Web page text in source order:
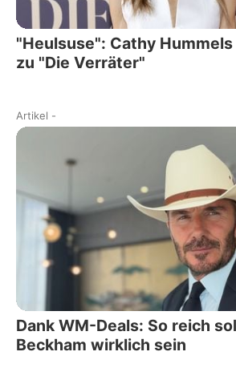
"Heulsuse": Cathy
zu "Die Verräter"
Artikel -
Dank WM-Deals: So reich
Beckham wirklich sein